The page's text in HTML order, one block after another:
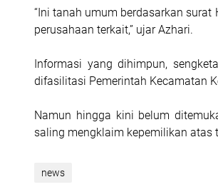
“Ini tanah umum berdasarkan surat
perusahaan terkait,” ujar Azhari.
Informasi yang dihimpun,
difasilitasi Pemerintah Kecamatan
Namun hingga kini belum
saling mengklaim kepemilikan atas
news